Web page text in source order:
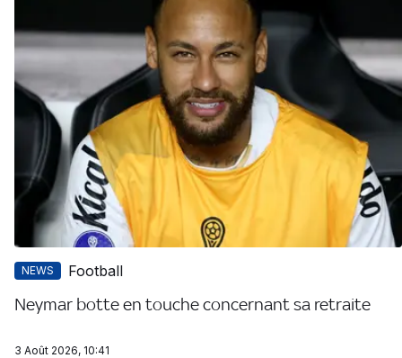
NEWS Football
Neymar botte en touche concernant sa retraite
3 Août 2026, 10:41